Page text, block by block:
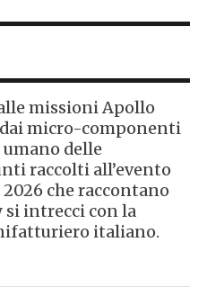
missioni Apollo
micro-componenti
delle
raccolti all’evento
che raccontano
si intrecci con la
italiano.